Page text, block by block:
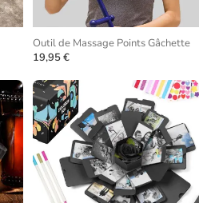
Outil de Massage Points Gâchette
19,95 €